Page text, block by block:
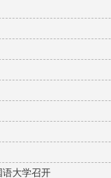
语大学召开